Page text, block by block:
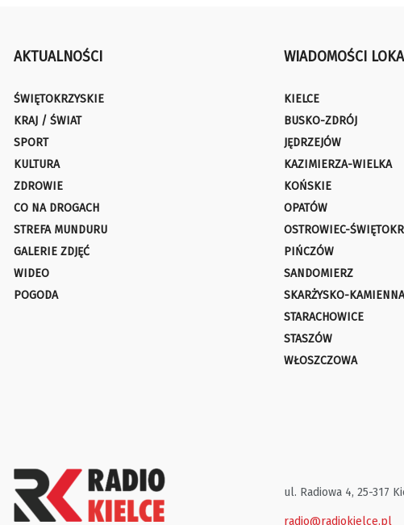
AKTUALNOŚCI
ŚWIĘTOKRZYSKIE
KRAJ / ŚWIAT
SPORT
KULTURA
ZDROWIE
CO NA DROGACH
STREFA MUNDURU
GALERIE ZDJĘĆ
WIDEO
POGODA
WIADOMOŚCI
KIELCE
BUSKO-ZDRÓJ
JĘDRZEJÓW
KAZIMIERZA-WIELKA
KOŃSKIE
OPATÓW
OSTROWIEC-
PIŃCZÓW
SANDOMIERZ
SKARŻYSKO-KAMIENNA
STARACHOWICE
STASZÓW
WŁOSZCZOWA
ul. Radiowa 4, 25-317
radio@radiokielce.pl